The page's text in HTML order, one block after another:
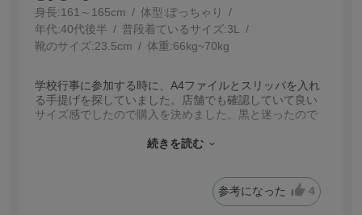
身長:161～165cm 体型:ぽっちゃり
年代:40代後半 普段着ているサイズ:3L
靴のサイズ:23.5cm 体重:66kg~70kg
学校行事に参加する時に、A4ファイルとスリッパを入れ
る手提げを探していました。店舗でも確認していて良い
サイズ感でしたので購入を決めました。黒と迷ったので
色にしました。荷物もしっかり入って気に入っていま
続きを読む
参考になった 4